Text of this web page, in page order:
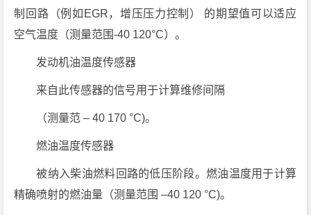
制回路（例如EGR，增压压力控制） 的期望值可以适应
空气温度（测量范围-40 120°C）。
发动机油温度传感器
来自此传感器的信号用于计算维修间隔
（测量范 – 40 170 °C)。
燃油温度传感器
被纳入柴油燃料回路的低压阶段。燃油温度用于计算
精确喷射的燃油量（测量范围 –40 120 °C)。